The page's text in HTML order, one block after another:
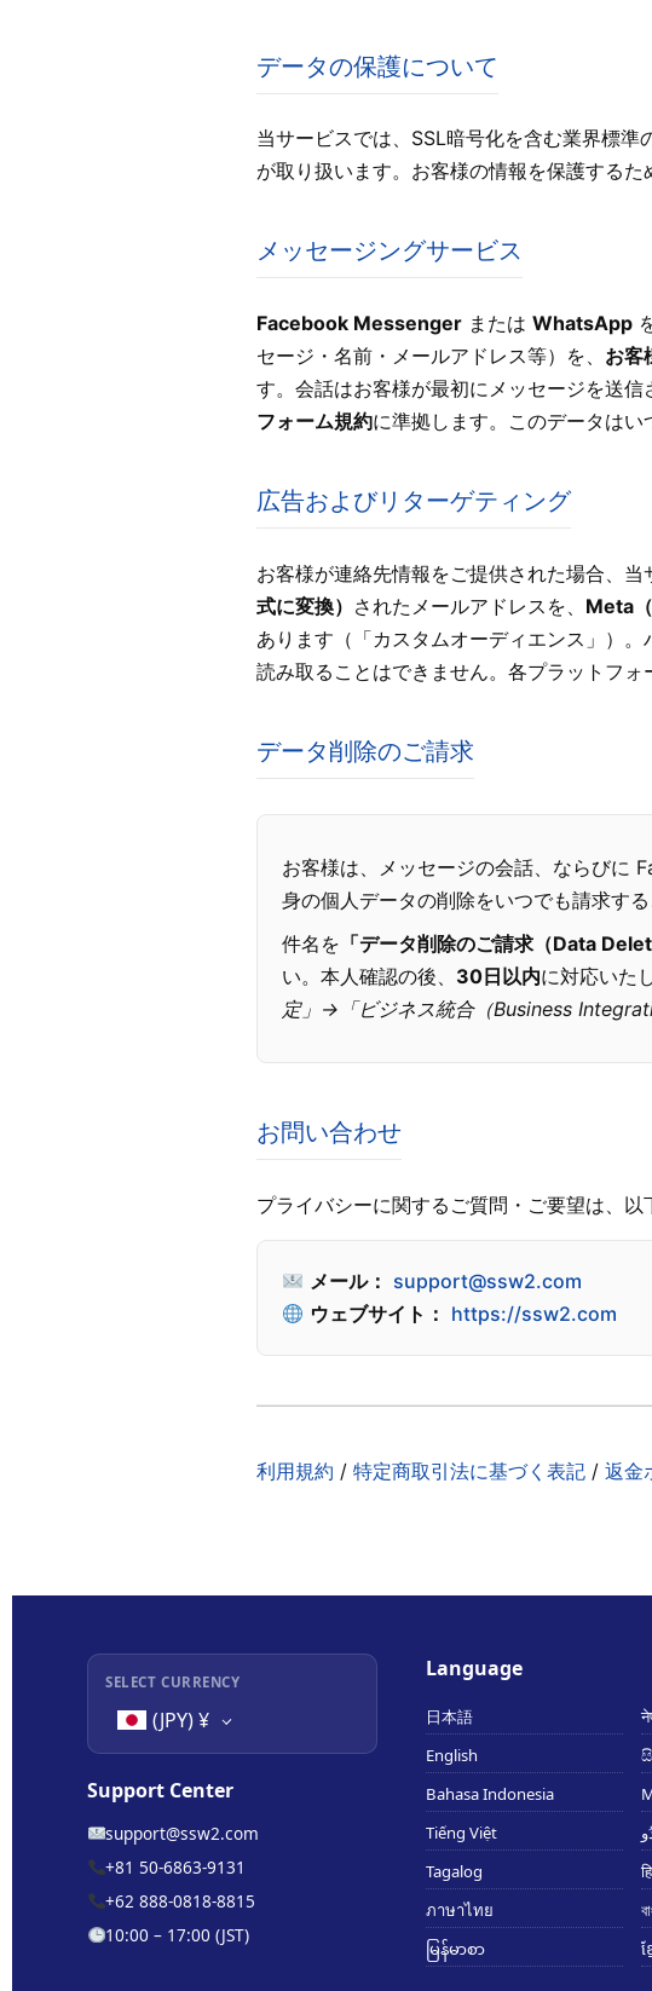
データの保護について
当サービスでは、SSL暗号化を含む業界標
が取り扱います。お客様の情報を保護するた
メッセージングサービス
Facebook Messenger または WhatsApp
セージ・名前・メールアドレス等）を、 お客
す。会話はお客様が最初にメッセージを送
フォーム規約に準拠します。このデータはい
広告およびリターゲティング
お客様が連絡先情報をご提供された場合、
式に変換） されたメールアドレスを、 Meta
あります（「カスタムオーディエンス」）
読み取ることはできません。各プラットフォ
データ削除のご請求
お客様は、メッセージの会話、ならびに
身の個人データの削除をいつでも請求する
件名を 「データ削除のご請求（Data
い。本人確認の後、 30日以内に対応いた
定」→「ビジネス統合（Business
お問い合わせ
プライバシーに関するご質問・ご要望は、以
メール： support@ssw2.com
ウェブサイト： https://ssw2.com
利用規約 / 特定商取引法に基づく表記 / 返金
SELECT CURRENCY
(JPY)¥
Support Center
support@ssw2.com
+81 50-6863-9131
+62 888-0818-8815
10:00 – 17:00 (JST)
Language
日本語
English
Bahasa Indonesia
Tiếng Việt
Tagalog
ภาษาไทย
မြန်မာစာ
ខ្